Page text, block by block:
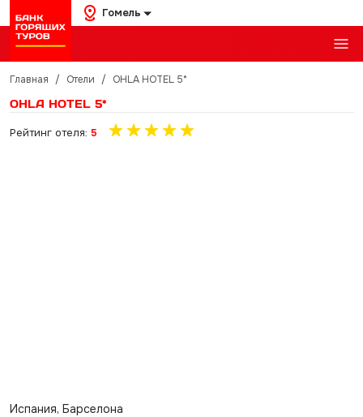
Гомель
Главная / Отели / OHLA HOTEL 5*
OHLA HOTEL 5*
Рейтинг отеля: 5
Испания, Барселона